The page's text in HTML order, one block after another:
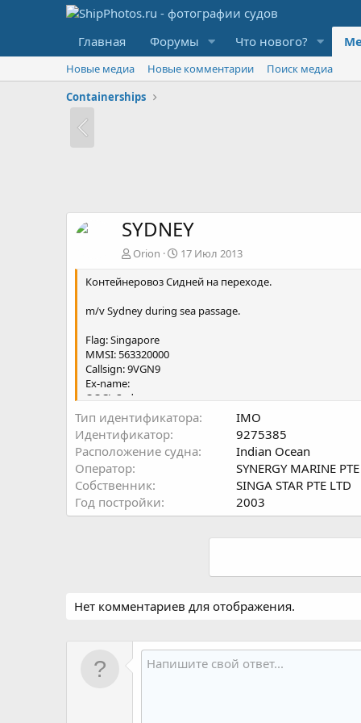
Главная Форумы Что нового?
Новые медиа Новые комментарии
Поиск медиа
Containerships
SYDNEY
Orion
17 Июл 2013
Контейнеровоз Сидней на переходе.
m/v Sydney during sea passage.
Flag: Singapore
MMSI: 563320000
Callsign: 9VGN9
Ex-name:
OOCL Sydney
GRT: 34,610 tons
DWT: 43,093 tons
LOA: 235 m
B: 32 m
Тип идентификатора
IMO
Идентификатор
9275385
Расположение судна
Indian Ocean
Оператор
SYNERGY MARINE
Собственник
SINGA STAR PTE LTD
Год постройки
2003
Нет комментариев для отображения.